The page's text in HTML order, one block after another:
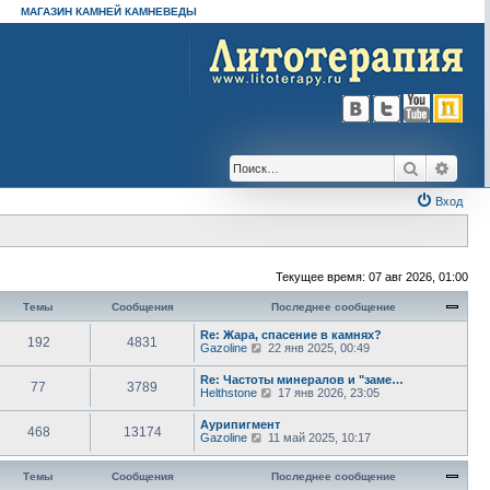
МАГАЗИН КАМНЕЙ КАМНЕВЕДЫ
Поиск
Вход
Текущее время: 07 авг 2026, 01:00
Темы Сообщения Последнее сообщение
192 4831
Re: Жара, спасение в камнях?
Gazoline
П
е
й
т
и
о
22 янв 2025, 00:49
77 3789
Re: Частоты минералов и "заме…
Helthstone
П
е
й
т
и
к
17 янв 2026, 23:05
468 13174
Аурипигмент
Gazoline
П
р
11 май 2025, 10:17
Темы Сообщения Последнее сообщение